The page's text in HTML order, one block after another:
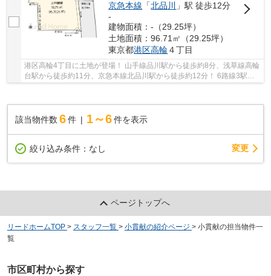
京急本線 「北品川
」駅 徒歩12分
-
建物面積：-（29.25坪）
土地面積：96.71㎡（29.25坪）
東京都港区高輪 ４丁目
港区高輪4丁目に土地が登場！ 山手線品川駅から徒歩約8分、浅草線高輪
台駅から徒歩約11分、京急本線北品川駅から徒歩約12分！ 6路線3駅利
該当物件数 6件 1～6 件を表示
絞り込み条件： なし 変更
ページトップへ
リードホームTOP > スタッフ一覧 > 小貫献の紹介ページ > 小貫献の担当物件一
覧
市区町村から探す